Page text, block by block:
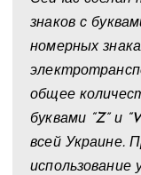
знаков с
номерных
общее
буквами “Z” и
всей Украине.
использование